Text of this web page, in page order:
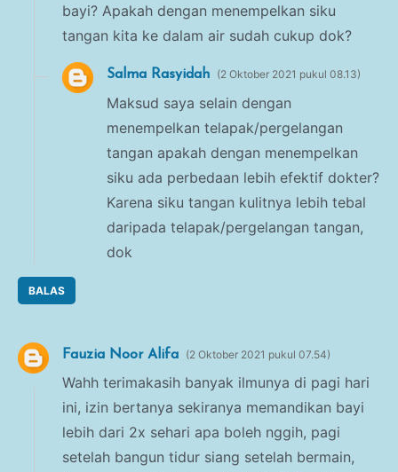
bayi? Apakah dengan menempelkan siku
tangan kita ke dalam air sudah cukup dok?
BALAS
Salma Rasyidah 2 Oktober 2021 pukul 08.13
Maksud saya selain dengan
menempelkan telapak/pergelangan
tangan apakah dengan menempelkan
siku ada perbedaan lebih efektif dokter?
Karena siku tangan kulitnya lebih tebal
daripada telapak/pergelangan tangan,
dok
Fauzia Noor Alifa 2 Oktober 2021 pukul 07.54
Wahh terimakasih banyak ilmunya di pagi hari
ini, izin bertanya sekiranya memandikan bayi
lebih dari 2x sehari apa boleh nggih, pagi
setelah bangun tidur siang setelah bermain,